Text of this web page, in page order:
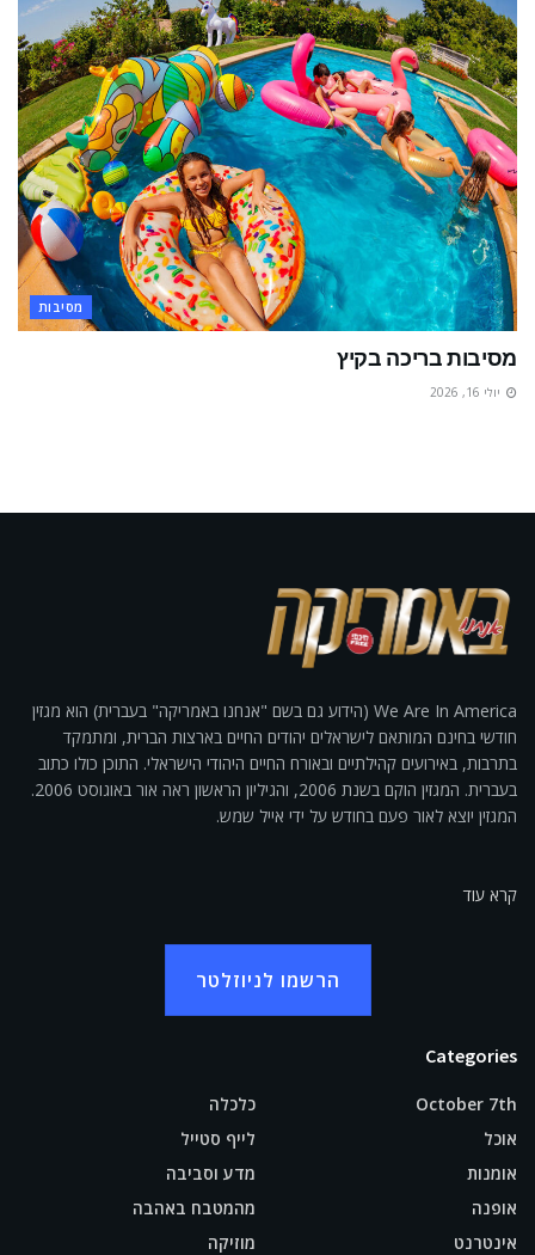
מסיבות
מסיבות בריכה בקיץ
יולי 16, 2026
We Are In America (הידוע גם בשם "אנחנו באמריקה" בעברית) הוא מגזין
חודשי בחינם המותאם לישראלים יהודים החיים בארצות הברית, ומתמקד
בתרבות, באירועים קהילתיים ובאורח החיים היהודי הישראלי. התוכן כולו כתוב
בעברית. המגזין הוקם בשנת 2006, והגיליון הראשון ראה אור באוגוסט 2006.
המגזין יוצא לאור פעם בחודש על ידי אייל שמש.
קרא עוד
הרשמו לניוזלטר
Categories
October 7th
אוכל
אומנות
אופנה
אינטרנט
כלכלה
לייף סטייל
מדע וסביבה
מהמטבח באהבה
מוזיקה